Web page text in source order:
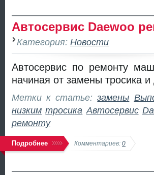
Автосервис Daewoo
Категория: Новости
Автосервис по ремонту
начиная от замены тросика
Метки к статье:замены
низким тросика Автосервис
ремонту
Подробнее Комментариев: 0